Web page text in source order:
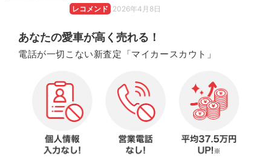
レコメンド 2026年4月8日
あなたの愛車が高く売れる！
電話が一切こない新査定「マイカースカウト」